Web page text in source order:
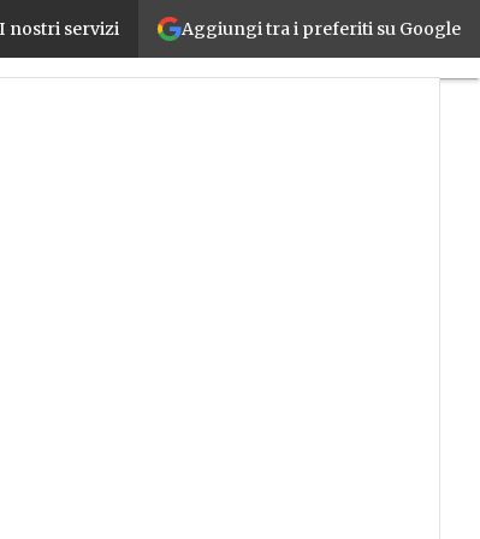
Aggiungi tra i preferiti su Google
I nostri serviziOne, il CNC nativo digitale pronto per